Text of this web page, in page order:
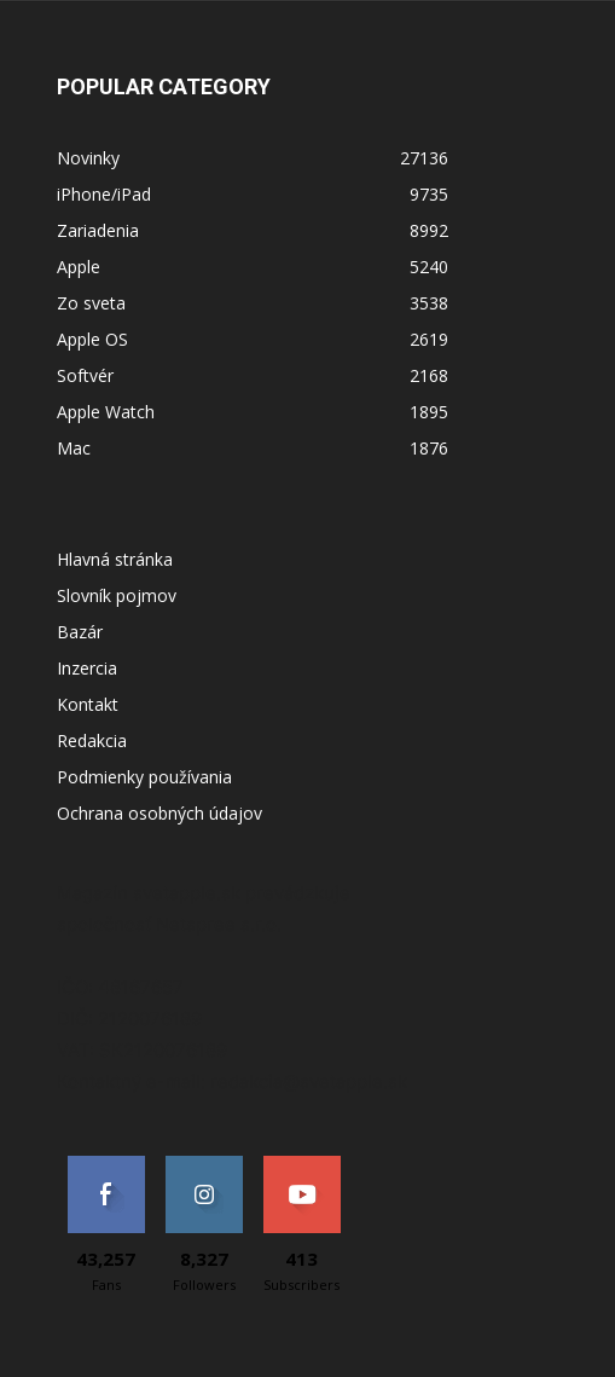
POPULAR CATEGORY
Novinky
27136
iPhone/iPad
9735
Zariadenia
8992
Apple
5240
Zo sveta
3538
Apple OS
2619
Softvér
2168
Apple Watch
1895
Mac
1876
Hlavná stránka
Slovník pojmov
Bazár
Inzercia
Kontakt
Redakcia
Podmienky používania
Ochrana osobných údajov
43,257
Fans
8,327
Followers
413
Subscribers